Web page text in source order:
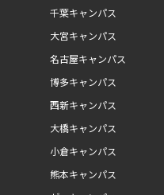
千葉キャンパス
大宮キャンパス
名古屋キャンパス
博多キャンパス
西新キャンパス
大橋キャンパス
小倉キャンパス
熊本キャンパス